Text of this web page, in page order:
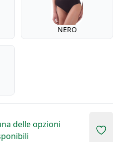
NERO
delle opzioni
Add to